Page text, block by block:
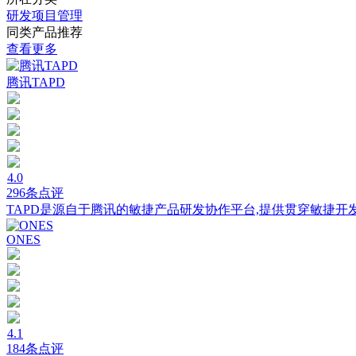
研发项目管理
同类产品推荐
查看更多
腾讯TAPD
4.0
296条点评
TAPD是源自于腾讯的敏捷产品研发协作平台,提供贯穿敏捷开
ONES
4.1
184条点评